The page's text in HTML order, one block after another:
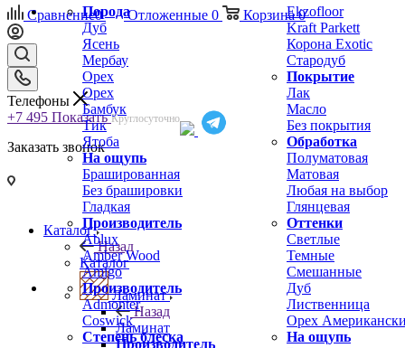
Порода
Дуб
Ясень
Мербау
Орех
Орех
Бамбук
Тик
Ятоба
На ощупь
Брашированная
Без брашировки
Гладкая
Производитель
Ablux
Amber Wood
Amigo
Ekzofloor
Kraft Parkett
Корона Exotic
Стародуб
Покрытие
Лак
Масло
Без покрытия
Обработка
Полуматовая
Матовая
Любая на выбор
Глянцевая
Оттенки
Светлые
Темные
Смешанные
Производитель
Admonter
Coswick
Степень блеска
Дуб
Лиственница
Орех
На ощупь
Сравнение0 Отложенные 0 Корзина 0
Телефоны
+7 495 Показать Круглосуточно
Заказать звонок
Каталог
Назад
Каталог
Ламинат
Назад
Ламинат
Производитель